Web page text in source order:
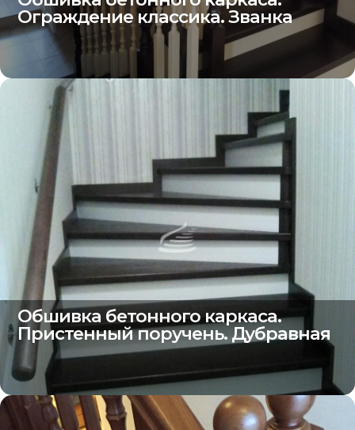
Ограждение классика. Званка
Обшивка бетонного каркаса.
Пристенный поручень. Дубравная